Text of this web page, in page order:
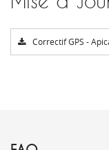
Correctif GPS -